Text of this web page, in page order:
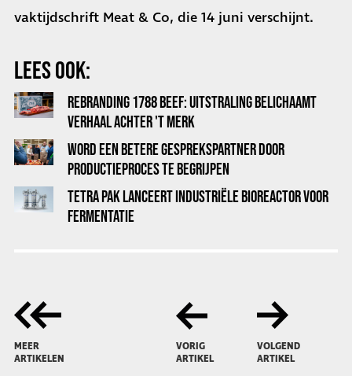
vaktijdschrift Meat & Co, die 14 juni verschijnt.
LEES OOK:
REBRANDING 1788 BEEF: UITSTRALING BELICHAAMT
VERHAAL ACHTER 'T MERK
WORD EEN BETERE GESPREKSPARTNER DOOR
PRODUCTIEPROCES TE BEGRIJPEN
TETRA PAK LANCEERT INDUSTRIËLE BIOREACTOR VOOR
FERMENTATIE
MEER
ARTIKELEN
VORIG
ARTIKEL
VOLGEND
ARTIKEL